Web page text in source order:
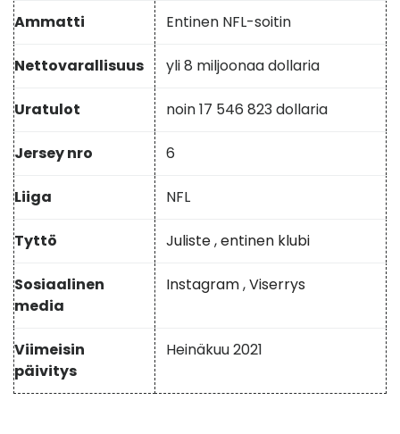
Ammatti Entinen NFL-soitin
Nettovarallisuus yli 8 miljoonaa dollaria
Uratulot noin 17 546 823 dollaria
Jersey nro 6
Liiga NFL
Tyttö Juliste,entinen klubi
Sosiaalinen
media
Instagram,Viserrys
Viimeisin
päivitys
Heinäkuu 2021